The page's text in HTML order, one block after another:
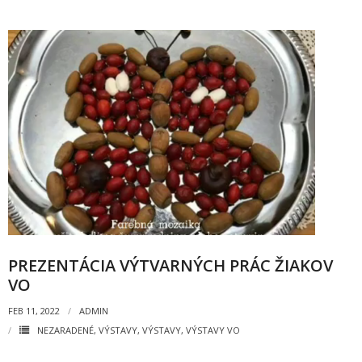
- Koncerty
- Súťaže
- Výstavy VO
- Videá
- Absolventské tablá
Faktúry, zmluvy, objednávky
- Zmluvy
- - ZMLUVY 2024
PREZENTÁCIA VÝTVARNÝCH PRÁC ŽIAKOV
VO
FEB 11, 2022
ADMIN
NEZARADENÉ, VÝSTAVY, VÝSTAVY, VÝSTAVY VO